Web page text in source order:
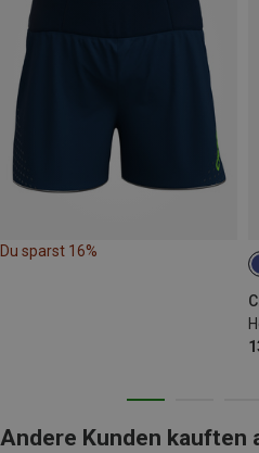
Du sparst 16%
Andere Kunden kauften